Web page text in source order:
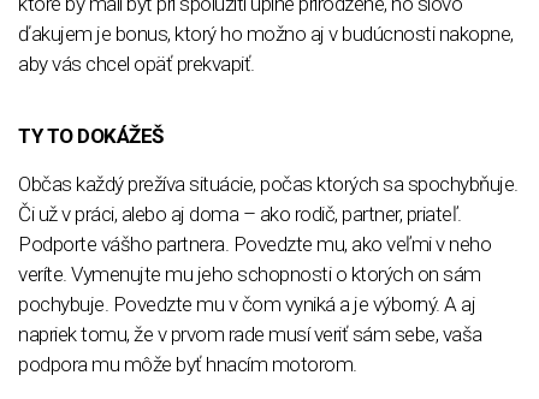
ďakujem je bonus, ktorý ho možno aj v budúcnosti nakopne,
aby vás chcel opäť prekvapiť.
TY TO DOKÁŽEŠ
Občas každý prežíva situácie, počas ktorých sa spochybňuje.
Či už v práci, alebo aj doma – ako rodič, partner, priateľ.
Podporte vášho partnera. Povedzte mu, ako veľmi v neho
veríte. Vymenujte mu jeho schopnosti o ktorých on sám
pochybuje. Povedzte mu v čom vyniká a je výborný. A aj
napriek tomu, že v prvom rade musí veriť sám sebe, vaša
podpora mu môže byť hnacím motorom.